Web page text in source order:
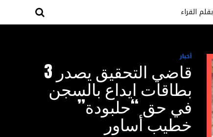
بقلم القراء
أخبار
قاضي التحقيق يصدر 3
بطاقات ايداع بالسجن
في حق “حلبودة”
خطيب أساور